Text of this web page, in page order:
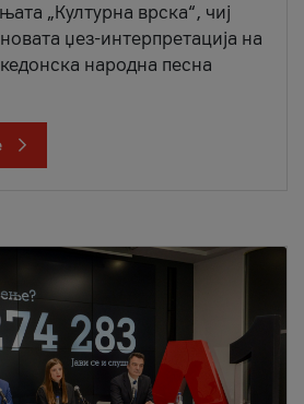
„Културна врска“, чиј
џез-интерпретација на
народна песна